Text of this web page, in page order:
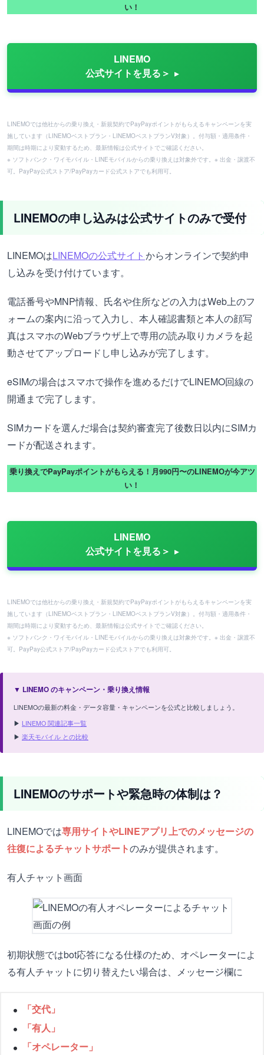
い！
LINEMO
公式サイトを見る＞
LINEMOでは他社からの乗り換え・新規契約でPayPayポイントがもらえるキャンペーンを実
施しています（LINEMOベストプラン・LINEMOベストプランV対象）。付与額・適用条件・
期間は時期により変動するため、最新情報は公式サイトでご確認ください。
※ ソフトバンク・ワイモバイル・LINEモバイルからの乗り換えは対象外です。※ 出金・譲渡不
可。PayPay公式ストア/PayPayカード公式ストアでも利用可。
LINEMOの申し込みは公式サイトのみで受付
LINEMOはLINEMOの公式サイト からオンラインで契約申
し込みを受け付けています。
電話番号やMNP情報、氏名や住所などの入力はWeb上のフ
ォームの案内に沿って入力し、本人確認書類と本人の顔写
真はスマホのWebブラウザ上で専用の読み取りカメラを起
動させてアップロードし申し込みが完了します。
eSIMの場合はスマホで操作を進めるだけでLINEMO回線の
開通まで完了します。
SIMカードを選んだ場合は契約審査完了後数日以内にSIMカ
ードが配送されます。
乗り換えでPayPayポイントがもらえる！月990円〜のLINEMOが今アツ
い！
LINEMO
公式サイトを見る＞
LINEMOでは他社からの乗り換え・新規契約でPayPayポイントがもらえるキャンペーンを実
施しています（LINEMOベストプラン・LINEMOベストプランV対象）。付与額・適用条件・
期間は時期により変動するため、最新情報は公式サイトでご確認ください。
※ ソフトバンク・ワイモバイル・LINEモバイルからの乗り換えは対象外です。※ 出金・譲渡不
可。PayPay公式ストア/PayPayカード公式ストアでも利用可。
▼ LINEMO のキャンペーン・乗り換え情報
LINEMOの最新の料金・データ容量・キャンペーンを公式と比較しましょう。
▶ LINEMO 関連記事一覧
▶ 楽天モバイル との比較
LINEMOのサポートや緊急時の体制は？
LINEMOでは専用サイトやLINEアプリ上でのメッセージの
往復によるチャットサポートのみが提供されます。
有人チャット画面
初期状態ではbot応答になる仕様のため、オペレーターによ
る有人チャットに切り替えたい場合は、メッセージ欄に
「交代」
「有人」
「オペレーター」